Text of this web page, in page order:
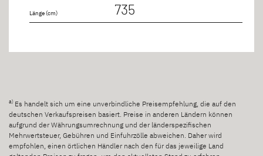
Länge (cm) 735
a) Es handelt sich um eine unverbindliche Preisempfehlung, die auf den
deutschen Verkaufspreisen basiert. Preise in anderen Ländern können
aufgrund der Währungsumrechnung und der länderspezifischen
Mehrwertsteuer, Gebühren und Einfuhrzölle abweichen. Daher wird
empfohlen, einen örtlichen Händler nach den für das jeweilige Land